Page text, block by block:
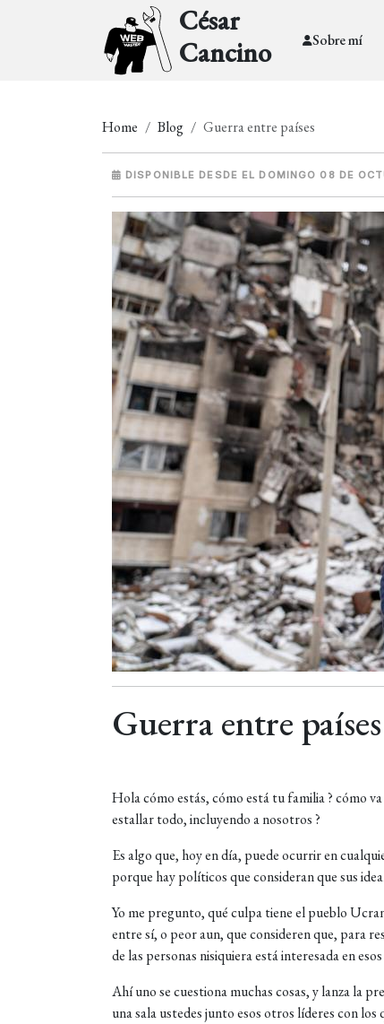
César
Cancino
Sobre mí
Home Blog Guerra entre países
DISPONIBLE DESDE EL DOMINGO 08 DE
Guerra entre países
Hola cómo estás, cómo está tu familia ? cómo
estallar todo, incluyendo a nosotros ?
Es algo que, hoy en día, puede ocurrir en
porque hay políticos que consideran que sus
Yo me pregunto, qué culpa tiene el pueblo
entre sí, o peor aun, que consideren que, para
de las personas nisiquiera está interesada en
Ahí uno se cuestiona muchas cosas, y lanza la
una sala ustedes junto esos otros líderes con